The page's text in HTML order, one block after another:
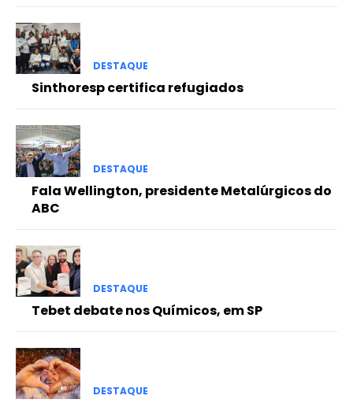
DESTAQUE
Sinthoresp certifica refugiados
DESTAQUE
Fala Wellington, presidente Metalúrgicos do
ABC
DESTAQUE
Tebet debate nos Químicos, em SP
DESTAQUE